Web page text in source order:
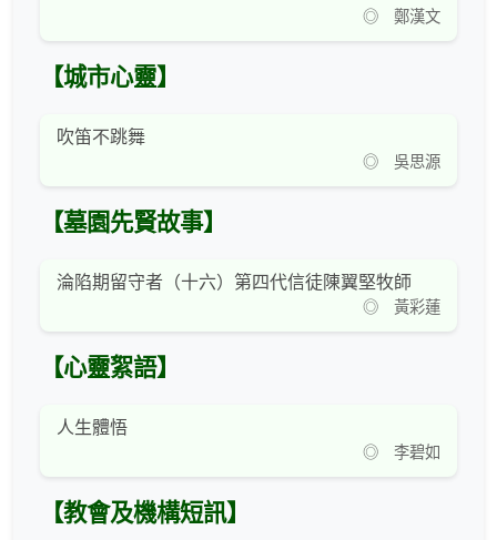
◎ 鄭漢文
【城市心靈】
吹笛不跳舞
◎ 吳思源
【墓園先賢故事】
淪陷期留守者（十六）第四代信徒陳翼堅牧師
◎ 黃彩蓮
【心靈絮語】
人生體悟
◎ 李碧如
【教會及機構短訊】